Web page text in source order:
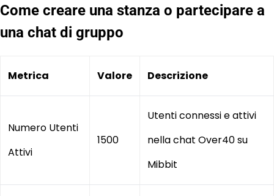
Come creare una stanza o partecipare a
una chat di gruppo
Metrica Valore Descrizione
Numero Utenti
Attivi
1500
Utenti connessi e attivi
nella chat Over40 su
Mibbit